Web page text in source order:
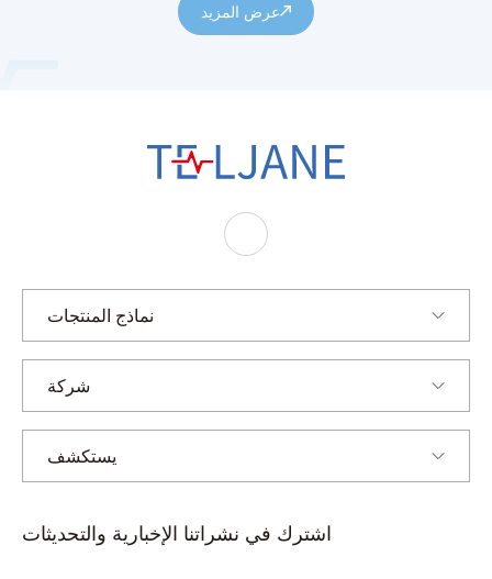
عرض المزيد
نماذج المنتجات
شركة
يستكشف
اشترك في نشراتنا الإخبارية والتحديثات